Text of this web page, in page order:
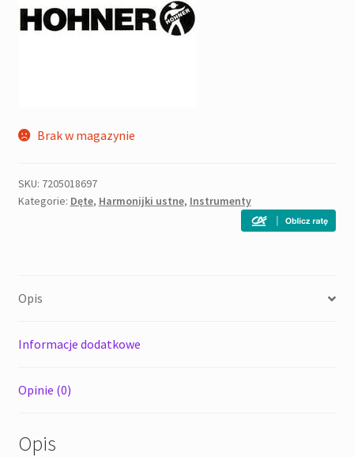
Brak w magazynie
SKU: 7205018697
Kategorie: Dęte, Harmonijki ustne, Instrumenty
Opis
Informacje dodatkowe
Opinie (0)
Opis